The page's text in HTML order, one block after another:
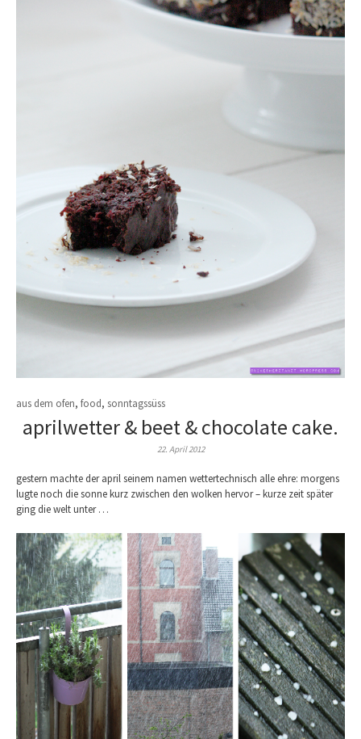
aus dem ofen, food, sonntagssüss
aprilwetter & beet & chocolate cake.
22. April 2012
gestern machte der april seinem namen wettertechnisch alle ehre: morgens
lugte noch die sonne kurz zwischen den wolken hervor – kurze zeit später
ging die welt unter …